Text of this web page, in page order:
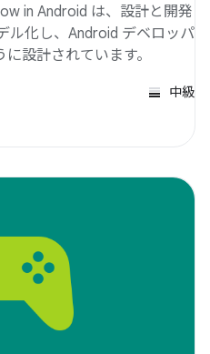
in Android は、設計と開発
ル化し、Android デベロッパ
設計されています。
中級